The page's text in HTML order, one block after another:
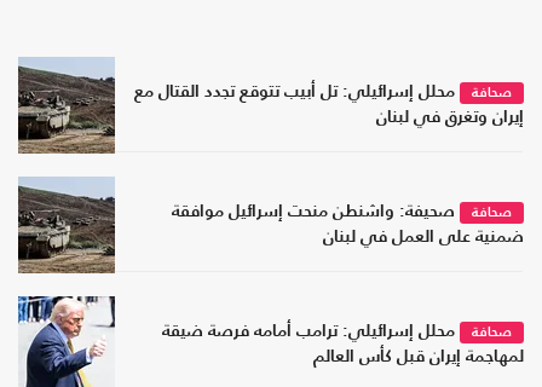
صحافة
محلل إسرائيلي: تل أبيب تتوقع تجدد القتال مع
إيران وتغرق في لبنان
صحافة
صحيفة: واشنطن منحت إسرائيل موافقة
ضمنية على العمل في لبنان
صحافة
محلل إسرائيلي: ترامب أمامه فرصة ضيقة
لمهاجمة إيران قبل كأس العالم